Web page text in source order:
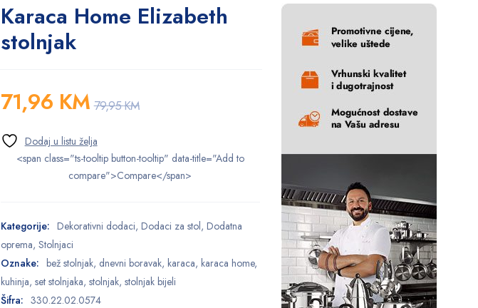
Karaca Home Elizabeth
stolnjak
79,95KM
71,96 KM
<span class="ts-tooltip button-tooltip" data-title="Add to
compare">Compare</span>
Kategorije: Dekorativni dodaci, Dodaci za stol, Dodatna
oprema, Stolnjaci
Oznake: bež stolnjak, dnevni boravak, karaca, karaca home,
kuhinja, set stolnjaka, stolnjak, stolnjak bijeli
Šifra: 330.22.02.0574